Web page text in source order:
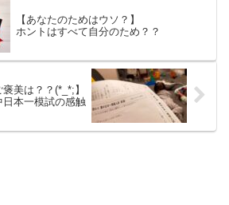
【あなたのためはウソ？】
ホントはすべて自分のため？？
褒美は？？(*_*;】
日本一模試の感触